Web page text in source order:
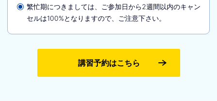
繁忙期につきましては、ご参加日から2週間以内のキャン
セルは100%となりますので、ご注意下さい。
講習予約はこちら